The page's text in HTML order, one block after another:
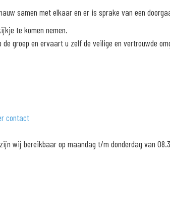
samen met elkaar en er is sprake van een
te komen nemen.
groep en ervaart u zelf de veilige en vertrouwde
contact
wij bereikbaar op maandag t/m donderdag van